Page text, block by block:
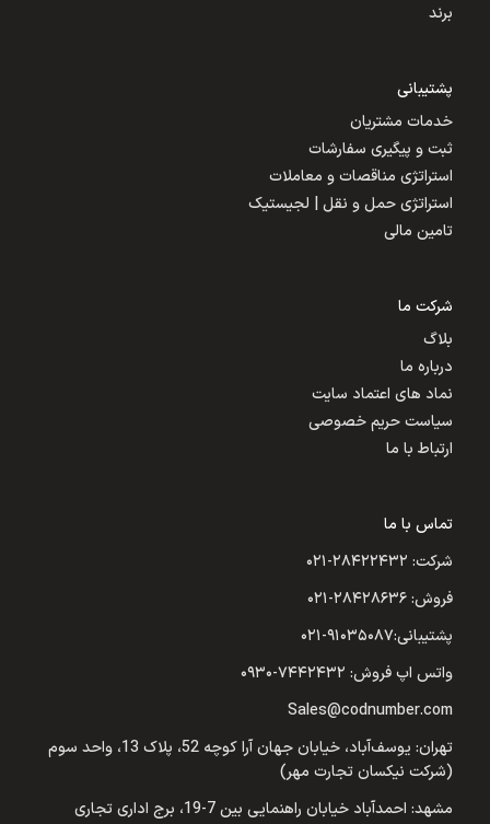
برند
پشتیبانی
خدمات مشتریان
ثبت و پیگیری سفارشات
استراتژی مناقصات و معاملات
استراتژی حمل و نقل | لجیستیک
تامین مالی
شرکت ما
بلاگ
درباره ما
نماد های اعتماد سایت
سیاست حریم خصوصی
ارتباط با ما
تماس با ما
شرکت: ۲۸۴۲۲۴۳۲-۰۲۱
فروش: ۲۸۴۲۸۶۳۶-۰۲۱
پشتیبانی:۹۱۰۳۵۰۸۷-۰۲۱
واتس اپ فروش: ۷۴۴۲۴۳۲-۰۹۳۰
Sales@codnumber.com
تهران: یوسف‌آباد، خیابان جهان آرا کوچه 52، پلاک 13، واحد سوم
(شرکت نیکسان تجارت مهر)
مشهد: احمدآباد خیابان راهنمایی بین 7-19، برج اداری تجاری